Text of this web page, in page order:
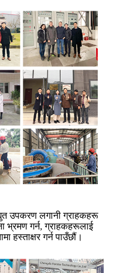
उपकरण लगानी ग्राहकहरू
भ्रमण गर्न, ग्राहकहरूलाई
हस्ताक्षर गर्न पाउँछौं।